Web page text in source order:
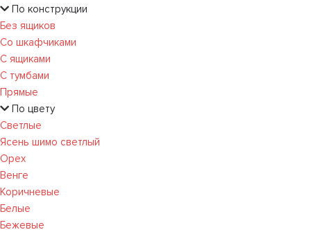
По конструкции
Без ящиков
Со шкафчиками
С ящиками
С тумбами
Прямые
По цвету
Светлые
Ясень шимо светлый
Орех
Венге
Коричневые
Белые
Бежевые